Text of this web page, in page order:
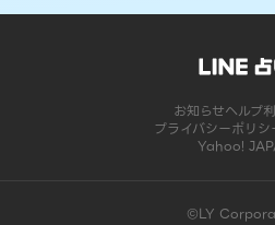
お知らせヘルプ
プライバシーポリシ
Yahoo!
©LY